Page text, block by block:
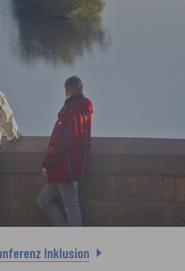
Inklusion